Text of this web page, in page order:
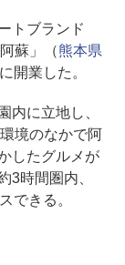
トブランド
蘇」（熊本県
開業した。
に立地し、
境のなかで阿
したグルメが
3時間圏内、
できる。